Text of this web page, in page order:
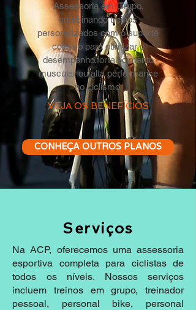
Assessoria em Grupo,
combinando treinos
personalizados com o suporte
coletivo para otimizar o
desempenho.fortalecimento
muscular ou alta performance
no ciclismo.
VEJA OS BENEFÍCIOS
CONHEÇA OUTROS PLANOS
Serviços
Na ACP, oferecemos uma assessoria
esportiva completa para ciclistas de
todos os níveis. Nossos serviços
incluem treinos em grupo, treinador
pessoal, personal bike, personal